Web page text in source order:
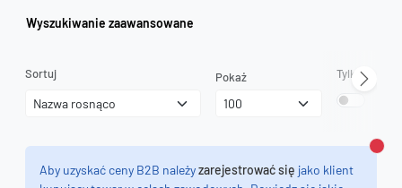
Wyszukiwanie zaawansowane
Sortuj Pokaż Tylko
Aby uzyskać ceny B2B należyzarejestrować się jako klient